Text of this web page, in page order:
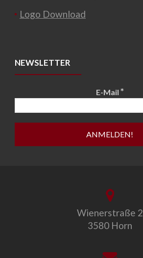
Logo Download
NEWSLETTER
E-Mail *
Wienerstraße 2
3580 Horn